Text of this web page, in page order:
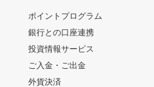
ポイントプログラム
銀行との口座連携
投資情報サービス
ご入金・ご出金
外貨決済